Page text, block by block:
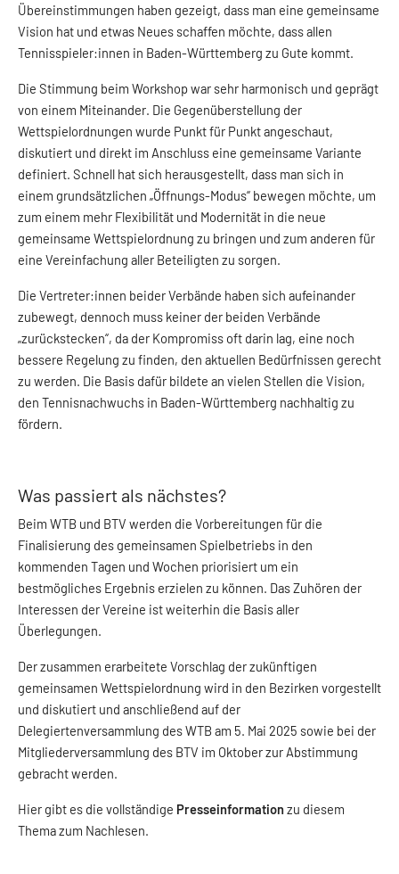
Übereinstimmungen haben gezeigt, dass man eine gemeinsame
Vision hat und etwas Neues schaffen möchte, dass allen
Tennisspieler:innen in Baden-Württemberg zu Gute kommt.
Die Stimmung beim Workshop war sehr harmonisch und geprägt
von einem Miteinander. Die Gegenüberstellung der
Wettspielordnungen wurde Punkt für Punkt angeschaut,
diskutiert und direkt im Anschluss eine gemeinsame Variante
definiert. Schnell hat sich herausgestellt, dass man sich in
einem grundsätzlichen „Öffnungs-Modus“ bewegen möchte, um
zum einem mehr Flexibilität und Modernität in die neue
gemeinsame Wettspielordnung zu bringen und zum anderen für
eine Vereinfachung aller Beteiligten zu sorgen.
Die Vertreter:innen beider Verbände haben sich aufeinander
zubewegt, dennoch muss keiner der beiden Verbände
„zurückstecken“, da der Kompromiss oft darin lag, eine noch
bessere Regelung zu finden, den aktuellen Bedürfnissen gerecht
zu werden. Die Basis dafür bildete an vielen Stellen die Vision,
den Tennisnachwuchs in Baden-Württemberg nachhaltig zu
fördern.
Was passiert als nächstes?
Beim WTB und BTV werden die Vorbereitungen für die
Finalisierung des gemeinsamen Spielbetriebs in den
kommenden Tagen und Wochen priorisiert um ein
bestmögliches Ergebnis erzielen zu können. Das Zuhören der
Interessen der Vereine ist weiterhin die Basis aller
Überlegungen.
Der zusammen erarbeitete Vorschlag der zukünftigen
gemeinsamen Wettspielordnung wird in den Bezirken vorgestellt
und diskutiert und anschließend auf der
Delegiertenversammlung des WTB am 5. Mai 2025 sowie bei der
Mitgliederversammlung des BTV im Oktober zur Abstimmung
gebracht werden.
Hier gibt es die vollständige Presseinformationzu diesem
Thema zum Nachlesen.